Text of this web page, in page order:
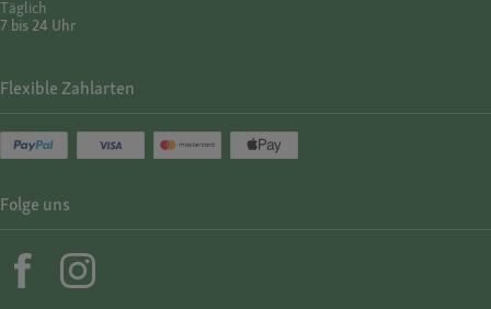
Täglich
7 bis 24 Uhr
Flexible Zahlarten
Folge uns